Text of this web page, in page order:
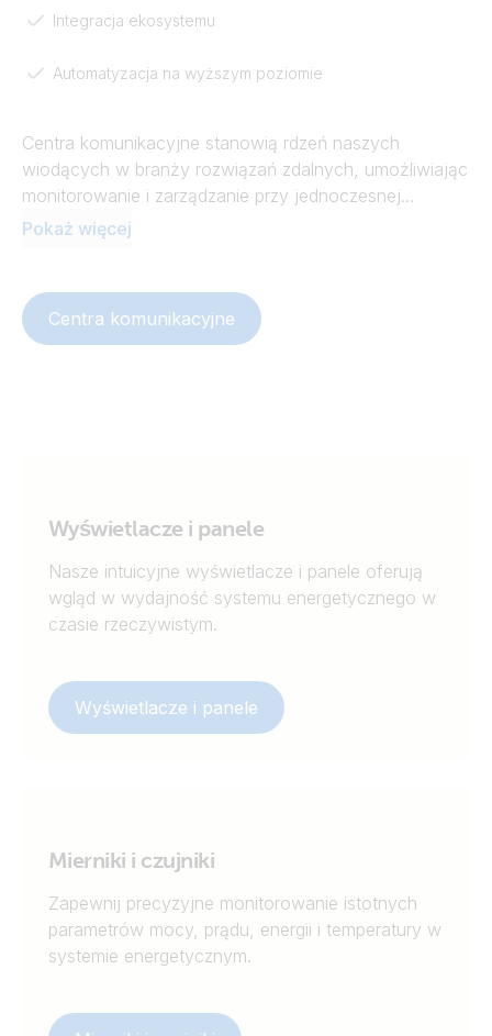
Integracja ekosystemu
Automatyzacja na wyższym poziomie
Centra komunikacyjne stanowią rdzeń naszych
wiodących w branży rozwiązań zdalnych, umożliwiając
monitorowanie i zarządzanie przy jednoczesnej
maksymalizacji wydajności całego systemu.
wyższy poziom. Połącz wszystko. Kontroluj wszystko.
Pokaż więcej
Centra komunikacyjne
Wyświetlacze i panele
Nasze intuicyjne wyświetlacze i panele oferują
wgląd w wydajność systemu energetycznego w
czasie rzeczywistym.
Wyświetlacze i panele
Mierniki i czujniki
Zapewnij precyzyjne monitorowanie istotnych
parametrów mocy, prądu, energii i temperatury w
systemie energetycznym.